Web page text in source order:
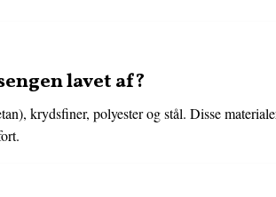
lavet af?
krydsfiner, polyester og stål. Disse